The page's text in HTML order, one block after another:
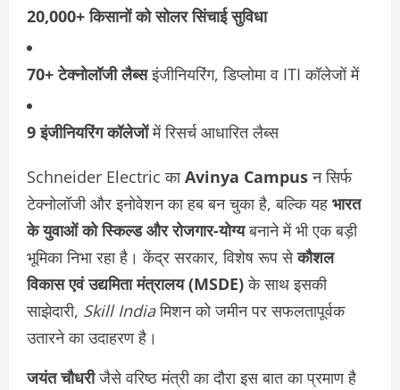
20,000+ किसानों को सोलर सिंचाई सुविधा
70+ टेक्नोलॉजी लैब्सइंजीनियरिंग, डिप्लोमा व ITI कॉलेजों में
9 इंजीनियरिंग कॉलेजोंमें रिसर्च आधारित लैब्स
Schneider Electric काAvinya Campusन सिर्फ
टेक्नोलॉजी और इनोवेशन का हब बन चुका है, बल्कि यह भारत
के युवाओं को स्किल्ड और रोजगार-योग्यबनाने में भी एक बड़ी
भूमिका निभा रहा है। केंद्र सरकार, विशेष रूप सेकौशल
विकास एवं उद्यमिता मंत्रालय (MSDE)के साथ इसकी
साझेदारी, Skill Indiaमिशन को जमीन पर सफलतापूर्वक
उतारने का उदाहरण है।
जयंत चौधरीजैसे वरिष्ठ मंत्री का दौरा इस बात का प्रमाण है